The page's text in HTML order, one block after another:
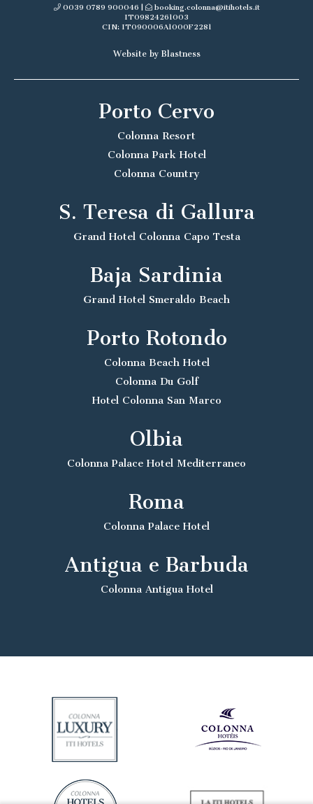
0039 0789 900046 |
booking.colonna@itihotels.it
IT09824261003
CIN: IT090006A1000F2281
Website by Blastness
Porto Cervo
Colonna Resort
Colonna Park Hotel
Colonna Country
S. Teresa di Gallura
Grand Hotel Colonna Capo Testa
Baja Sardinia
Grand Hotel Smeraldo Beach
Porto Rotondo
Colonna Beach Hotel
Colonna Du Golf
Hotel Colonna San Marco
Olbia
Colonna Palace Hotel Mediterraneo
Roma
Colonna Palace Hotel
Antigua e Barbuda
Colonna Antigua Hotel